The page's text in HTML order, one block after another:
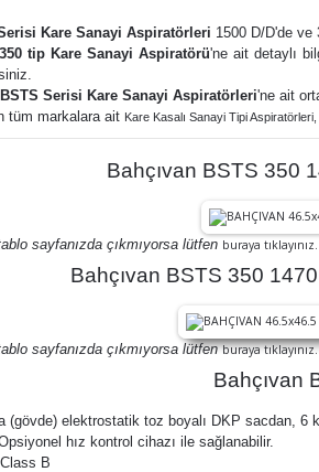
Kare Sanayi Aspiratörleri 1500 D/D'de ve
tip Kare Sanayi Aspiratörü'ne ait detaylı
BSTS Serisi Kare Sanayi Aspiratörleri'ne ait
tüm markalara ait Kare Kasalı Sanayi Tipi Aspiratörleri,
Bahçıvan BSTS 350
sayfanızda çıkmıyorsa lütfen buraya tıklayınız.
Bahçıvan BSTS 350
sayfanızda çıkmıyorsa lütfenburaya tıklayınız.
Bahçıvan
(gövde) elektrostatik toz boyalı DKP sacdan,
hız kontrol cihazı ile sağlanabilir.
Class B